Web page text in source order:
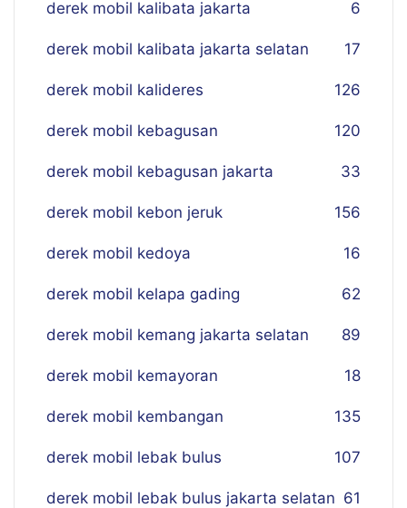
derek mobil kalibata jakarta 6
derek mobil kalibata jakarta selatan 17
derek mobil kalideres 126
derek mobil kebagusan 120
derek mobil kebagusan jakarta 33
derek mobil kebon jeruk 156
derek mobil kedoya 16
derek mobil kelapa gading 62
derek mobil kemang jakarta selatan 89
derek mobil kemayoran 18
derek mobil kembangan 135
derek mobil lebak bulus 107
derek mobil lebak bulus jakarta selatan 61